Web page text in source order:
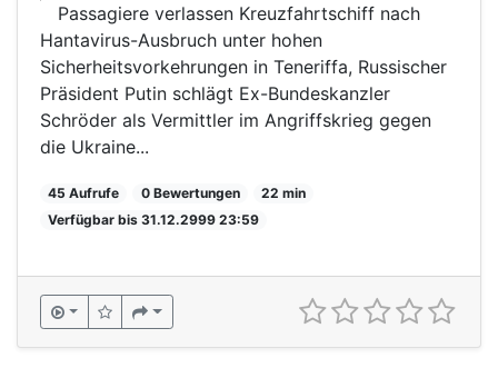
Passagiere verlassen Kreuzfahrtschiff nach
Hantavirus-Ausbruch unter hohen
Sicherheitsvorkehrungen in Teneriffa, Russischer
Präsident Putin schlägt Ex-Bundeskanzler
Schröder als Vermittler im Angriffskrieg gegen
die Ukraine...
45 Aufrufe 0 Bewertungen
22 min
Verfügbar bis 31.12.2999 23:59